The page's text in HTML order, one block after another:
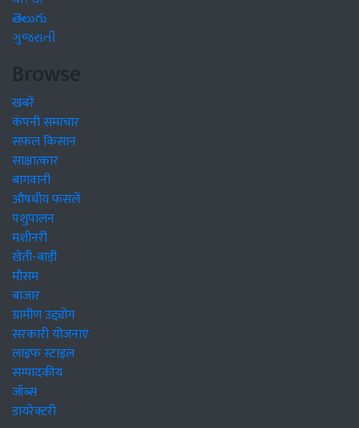
తెలుగు
ગુજરાતી
Browse
खबरें
कंपनी समाचार
सफल किसान
साक्षात्कार
बागवानी
औषधीय फसलें
पशुपालन
मशीनरी
खेती-बाड़ी
मौसम
बाजार
ग्रामीण उद्द्योग
सरकारी योजनाएं
लाइफ स्टाइल
सम्पादकीय
जॉब्स
डायरेक्टरी